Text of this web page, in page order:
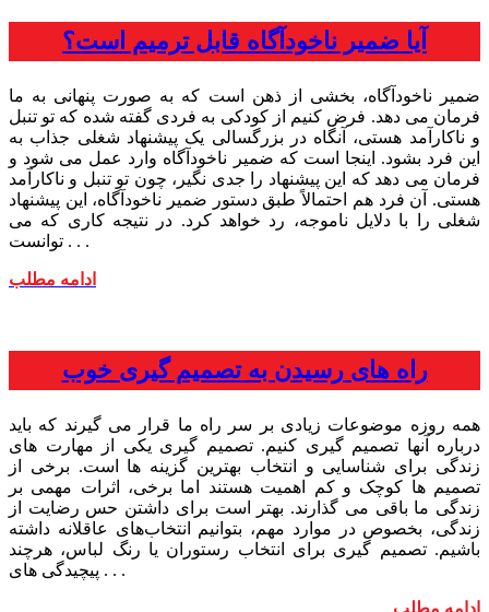
آیا ضمیر ناخودآگاه قابل ترمیم است؟
ضمیر ناخودآگاه، بخشی از ذهن است که به صورت پنهانی به ما
فرمان می دهد. فرض کنیم از کودکی به فردی گفته شده که تو تنبل
و ناکارآمد هستی، آنگاه در بزرگسالی یک پیشنهاد شغلی جذاب به
این فرد بشود. اینجا است که ضمیر ناخودآگاه وارد عمل می شود و
فرمان می دهد که این پیشنهاد را جدی نگیر، چون تو تنبل و ناکارآمد
هستی. آن فرد هم احتمالاً طبق دستور ضمیر ناخودآگاه، این پیشنهاد
شغلی را با دلایل ناموجه، رد خواهد کرد. در نتیجه کاری که می
توانست . . .
ادامه مطلب
راه های رسیدن به تصمیم گیری خوب
همه روزه موضوعات زیادی بر سر راه ما قرار می گیرند که باید
درباره آنها تصمیم گیری کنیم. تصمیم گیری یکی از مهارت های
زندگی برای شناسایی و انتخاب بهترین گزینه ها است. برخی از
تصمیم ها کوچک و کم اهمیت هستند اما برخی، اثرات مهمی بر
زندگی ما باقی می گذارند. بهتر است برای داشتن حس رضایت از
زندگی، بخصوص در موارد مهم، بتوانیم انتخاب‌های عاقلانه داشته
باشیم. تصمیم گیری برای انتخاب رستوران یا رنگ لباس، هرچند
پیچیدگی های . . .